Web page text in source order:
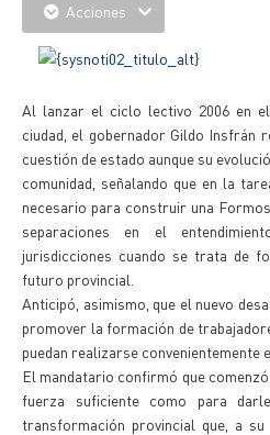
Acciones
Al lanzar el ciclo lectivo 2006 en
ciudad, el gobernador Gildo Insfrán
cuestión de estado aunque su
comunidad, señalando que en la
necesario para construir una
separaciones en el
jurisdicciones cuando se trata de
futuro provincial.
Anticipó, asimismo, que el nuevo
promover la formación de
puedan realizarse convenientemente
El mandatario confirmó que
fuerza suficiente como para
transformación provincial que, a